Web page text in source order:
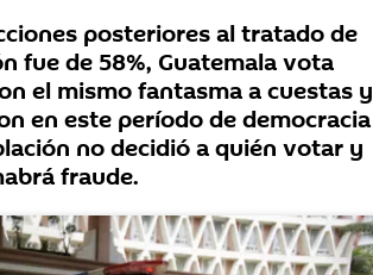
posteriores al tratado de
fue de 58%, Guatemala vota
el mismo fantasma a cuestas y
en este período de democracia
no decidió a quién votar y
fraude.